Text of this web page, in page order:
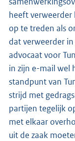
heeft verweerder
op te treden als
dat verweerder
advocaat voor
in zijn e-mail wel
standpunt van
strijd met
partijen tegelijk
met elkaar
uit de zaak